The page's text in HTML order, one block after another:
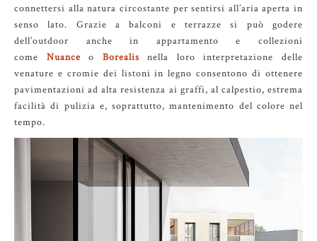
connettersi alla natura circostante per sentirsi all’aria aperta in
senso lato. Grazie a balconi e terrazze si può godere
dell’outdoor anche in appartamento e collezioni
come Nuance o Borealis
nella loro interpretazione delle
venature e cromie dei listoni in legno consentono di ottenere
pavimentazioni ad alta resistenza ai graffi, al calpestio, estrema
facilità di pulizia e, soprattutto, mantenimento del colore nel
tempo.